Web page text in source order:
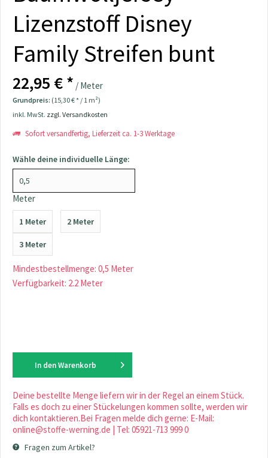
Lizenzstoff Disney
Family Streifen bunt
22,95 € * / Meter
Grundpreis: (15,30 € * / 1 m²)
inkl. MwSt. zzgl. Versandkosten
Sofort versandfertig, Lieferzeit ca. 1-3 Werktage
Wähle deine individuelle Länge:
Meter
1 Meter 2 Meter
3 Meter
Mindestbestellmenge: 0,5 Meter
Verfügbarkeit: 2.2 Meter
In den Warenkorb
Deine bestellte Menge liefern wir in der Regel an einem Stück.
Falls es doch zu einer Stückelungen kommen sollte, werden wir
dich kontaktieren.Bei Fragen melde dich gerne: E-Mail:
online@stoffe-werning.de | Tel: 05921-713 999 0
Fragen zum Artikel?